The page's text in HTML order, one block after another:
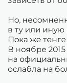
Но,
в ту или иную
Пока же
В ноябре
на
ослабла на